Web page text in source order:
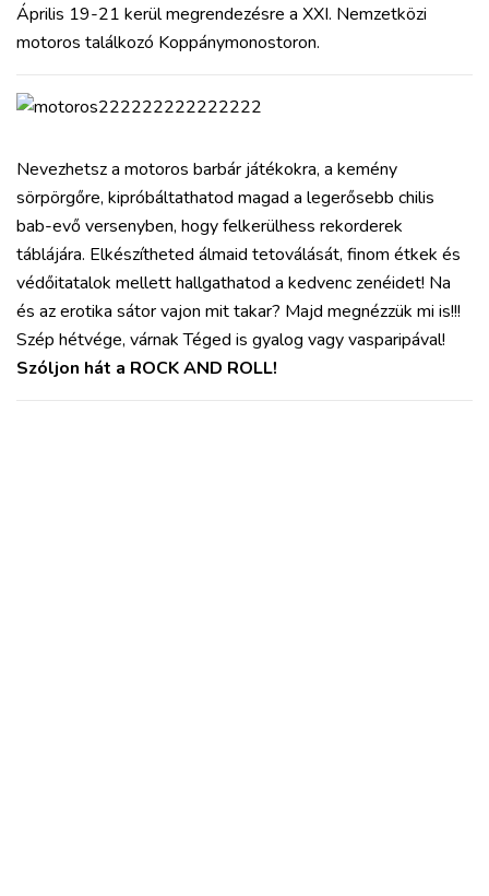
Április 19-21 kerül megrendezésre a XXI. Nemzetközi
motoros találkozó Koppánymonostoron.
Nevezhetsz a motoros barbár játékokra, a kemény
sörpörgőre, kipróbáltathatod magad a legerősebb chilis
bab-evő versenyben, hogy felkerülhess rekorderek
táblájára. Elkészítheted álmaid tetoválását, finom étkek és
védőitatalok mellett hallgathatod a kedvenc zenéidet! Na
és az erotika sátor vajon mit takar? Majd megnézzük mi is!!!
Szép hétvége, várnak Téged is gyalog vagy vasparipával!
Szóljon hát a ROCK AND ROLL!